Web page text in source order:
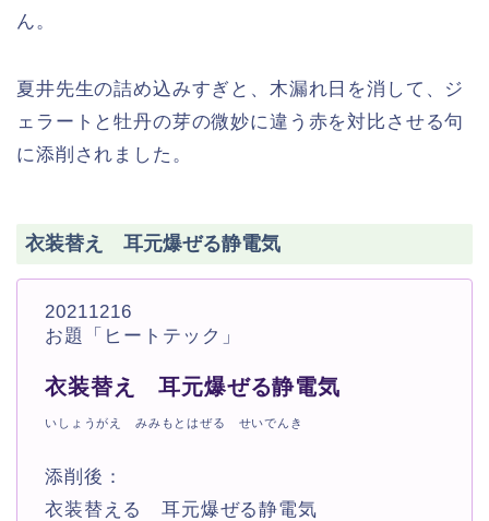
ん。
夏井先生の詰め込みすぎと、木漏れ日を消して、ジ
ェラートと牡丹の芽の微妙に違う赤を対比させる句
に添削されました。
衣装替え 耳元爆ぜる静電気
20211216
お題「ヒートテック」
衣装替え 耳元爆ぜる静電気
いしょうがえ みみもとはぜる せいでんき
添削後：
衣装替える 耳元爆ぜる静電気